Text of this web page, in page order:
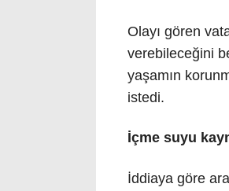
Olayı gören
verebileceğini
yaşamın
istedi.
İçme suyu
İddiaya göre